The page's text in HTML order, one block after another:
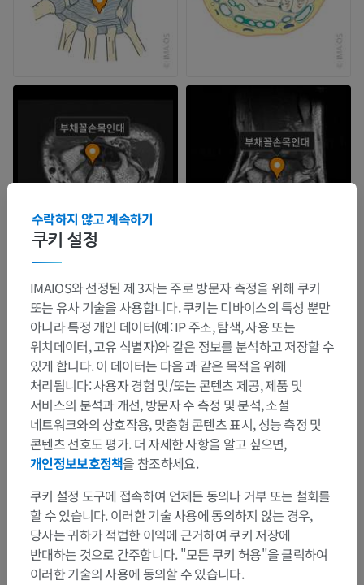
해부학적 계층
인체 해부학 2
인체> 근골격계통> 관절> 팔관절> 자유팔관절>
자유팔윤활관절> 손관절> 손목뼈사이관절
쿠키 설정
수락하지 않고 계속하기
IMAIOS와 선정된 제 3자는 주로 방문자 측정을 위해 쿠키
또는 유사 기술을 사용합니다. 쿠키는 디바이스의 특성 뿐만
아니라 특정 개인 데이터(예: IP 주소, 탐색, 사용 또는
위치데이터, 고유 식별자)와 같은 정보를 분석하고 저장할 수
있게 합니다. 이 데이터는 다음 과 같은 목적을 위해
처리됩니다: 사용자 경험 및/또는 콘텐츠 제공, 제품 및
서비스의 분석과 개선, 방문자 수 측정 및 분석, 소셜
네트워크와의 상호작용, 맞춤형 콘텐츠 표시, 성능 측정 및
콘텐츠 선호도 평가. 더 자세한 사항을 알고 싶으면,
개인정보보호정책을 참조하세요.
쿠키 설정 도구에 접속하여 언제든 동의나 거부 또는 철회를
할 수 있습니다. 이러한 기술 사용에 동의하지 않는 경우,
당사는 귀하가 적법한 이익에 근거하여 쿠키 저장에
반대하는 것으로 간주합니다. "모든 쿠키 허용"을 클릭하여
이러한 기술의 사용에 동의할 수 있습니다.